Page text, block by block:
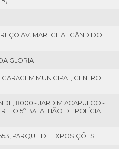
AV. MARECHAL CÂNDIDO
GLORIA
MUNICIPAL, CENTRO,
8000 - JARDIM ACAPULCO -
E O 5º BATALHÃO DE POLÍCIA
PARQUE DE EXPOSIÇÕES